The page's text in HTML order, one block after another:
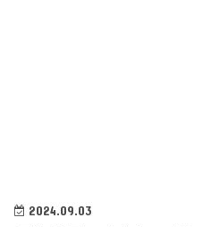
2024.09.03